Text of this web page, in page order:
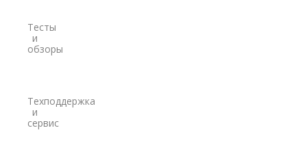
Trimble
Аксессуары
Агро
Тесты
и
обзоры
Техподдержка
и
сервис